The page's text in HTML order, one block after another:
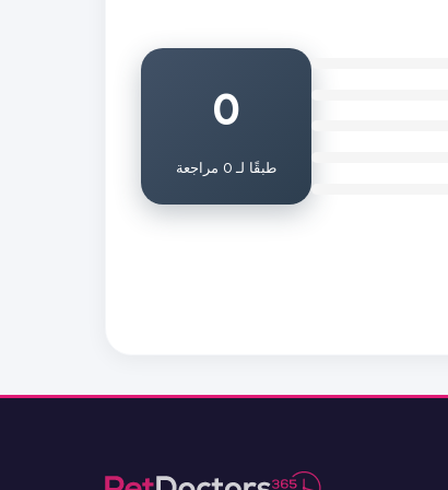
0
طبقًا لـ 0 مراجعة